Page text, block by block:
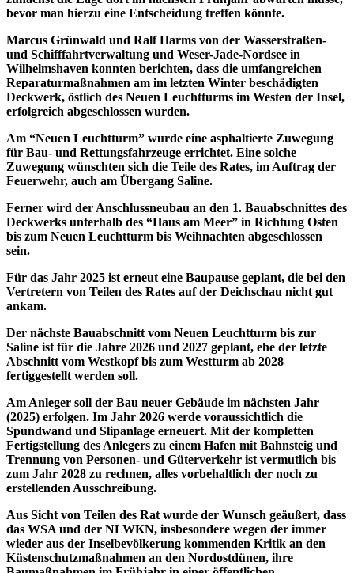
bevor man hierzu eine Entscheidung treffen könnte.
Marcus Grünwald und Ralf Harms von der Wasserstraßen-
und Schifffahrtverwaltung und Weser-Jade-Nordsee in
Wilhelmshaven konnten berichten, dass die umfangreichen
Reparaturmaßnahmen am im letzten Winter beschädigten
Deckwerk, östlich des Neuen Leuchtturms im Westen der Insel,
erfolgreich abgeschlossen wurden.
Am “Neuen Leuchtturm” wurde eine asphaltierte Zuwegung
für Bau- und Rettungsfahrzeuge errichtet. Eine solche
Zuwegung wünschten sich die Teile des Rates, im Auftrag der
Feuerwehr, auch am Übergang Saline.
Ferner wird der Anschlussneubau an den 1. Bauabschnittes des
Deckwerks unterhalb des “Haus am Meer” in Richtung Osten
bis zum Neuen Leuchtturm bis Weihnachten abgeschlossen
sein.
Für das Jahr 2025 ist erneut eine Baupause geplant, die bei den
Vertretern von Teilen des Rates auf der Deichschau nicht gut
ankam.
Der nächste Bauabschnitt vom Neuen Leuchtturm bis zur
Saline ist für die Jahre 2026 und 2027 geplant, ehe der letzte
Abschnitt vom Westkopf bis zum Westturm ab 2028
fertiggestellt werden soll.
Am Anleger soll der Bau neuer Gebäude im nächsten Jahr
(2025) erfolgen. Im Jahr 2026 werde voraussichtlich die
Spundwand und Slipanlage erneuert. Mit der kompletten
Fertigstellung des Anlegers zu einem Hafen mit Bahnsteig und
Trennung von Personen- und Güterverkehr ist vermutlich bis
zum Jahr 2028 zu rechnen, alles vorbehaltlich der noch zu
erstellenden Ausschreibung.
Aus Sicht von Teilen des Rat wurde der Wunsch geäußert, dass
das WSA und der NLWKN, insbesondere wegen der immer
wieder aus der Inselbevölkerung kommenden Kritik an den
Küstenschutzmaßnahmen an den Nordostdünen, ihre